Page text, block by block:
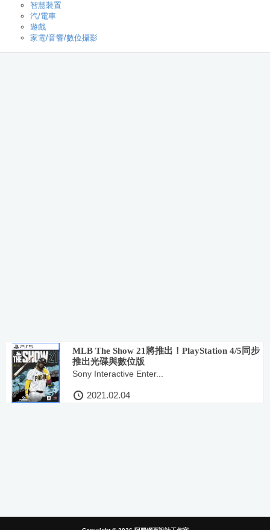
智慧裝置
汽/電車
遊戲
家電/音響/數位攝影
MLB The Show 21將推出！PlayStation 4/5同步
推出光碟與數位版
Sony Interactive Enter...
2021.02.04